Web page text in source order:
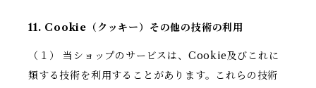
11. Cookie（クッキー）その他の技術の利用
（１） 当ショップのサービスは、Cookie及びこれに
類する技術を利用することがあります。これらの技術